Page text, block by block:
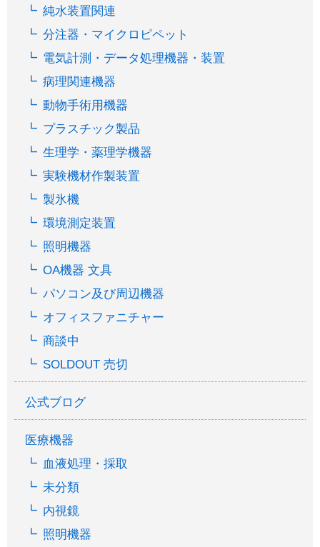
純水装置関連
分注器・マイクロピペット
電気計測・データ処理機器・装置
病理関連機器
動物手術用機器
プラスチック製品
生理学・薬理学機器
実験機材作製装置
製氷機
環境測定装置
照明機器
OA機器 文具
パソコン及び周辺機器
オフィスファニチャー
商談中
SOLDOUT 売切
公式ブログ
医療機器
血液処理・採取
未分類
内視鏡
照明機器